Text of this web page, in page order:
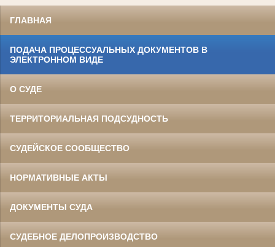
ГЛАВНАЯ
ПОДАЧА ПРОЦЕССУАЛЬНЫХ ДОКУМЕНТОВ В
ЭЛЕКТРОННОМ ВИДЕ
О СУДЕ
ТЕРРИТОРИАЛЬНАЯ ПОДСУДНОСТЬ
СУДЕЙСКОЕ СООБЩЕСТВО
НОРМАТИВНЫЕ АКТЫ
ДОКУМЕНТЫ СУДА
СУДЕБНОЕ ДЕЛОПРОИЗВОДСТВО